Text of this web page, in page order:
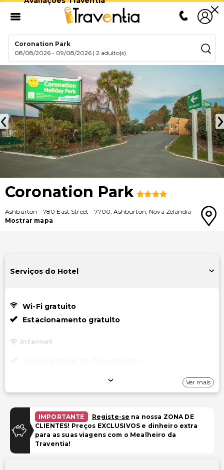
Coronation Park
08/08/2026 - 09/08/2026 |2 adulto(s)
Coronation Park
Ashburton - 780 East Street - 7700,Ashburton, Nova Zelândia
Mostrar mapa
Serviços do Hotel
Wi-Fi gratuito
Estacionamento gratuito
Internet
Estacionamento
Estacionamento gratuito
Instalações
Área para piquenique
Ver mais
IMPORTANTE Registe-se na nossa ZONA DE
CLIENTES! Preços EXCLUSIVOS e dinheiro extra
para as suas viagens com o Mealheiro da
Traventia!